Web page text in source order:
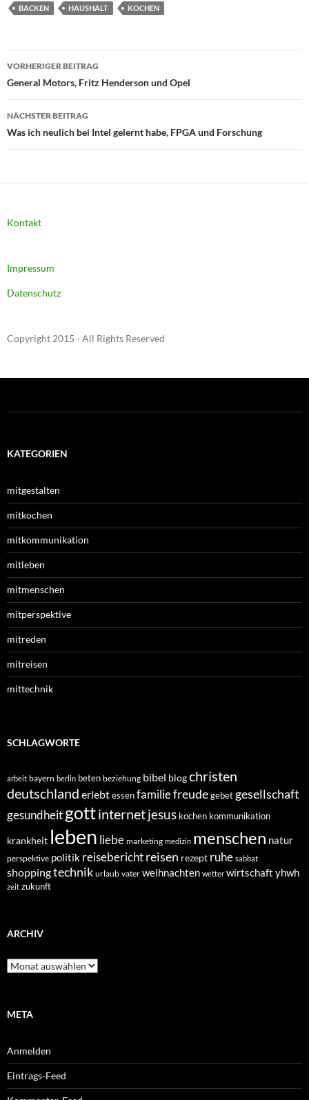
BACKEN HAUSHALT KOCHEN
Beitragsnavigation
VORHERIGER BEITRAG
General Motors, Fritz Henderson und Opel
NÄCHSTER BEITRAG
Was ich neulich bei Intel gelernt habe, FPGA und Forschung
Kontakt
Impressum
Datenschutz
Copyright 2015 - All Rights Reserved
KATEGORIEN
mitgestalten
mitkochen
mitkommunikation
mitleben
mitmenschen
mitperspektive
mitreden
mitreisen
mittechnik
SCHLAGWORTE
arbeit bayern berlin beten beziehung bibel blogchristen
deutschland erlebtessenfamiliefreudegebet gesellschaft
gesundheitgottinternetjesus kochen kommunikation
krankheit leben liebe marketing medizin menschen natur
perspektive politik reiseberichtreisen rezept ruhe sabbat
shoppingtechnik urlaub vater weihnachten wetter wirtschaft yhwh
zeit zukunft
ARCHIV
Archiv
META
Anmelden
Eintrags-Feed